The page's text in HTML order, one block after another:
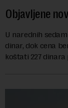
Objavljene
U narednih
dinar, dok cena
koštati 227 dinara